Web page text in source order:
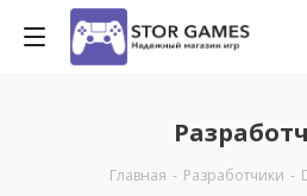
Главная - Разработчики -